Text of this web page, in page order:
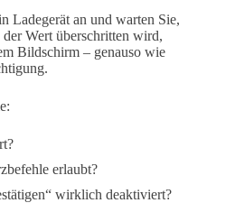
Ladegerät an und warten Sie,
Wert überschritten wird,
Bildschirm – genauso wie
erlaubt?
wirklich deaktiviert?